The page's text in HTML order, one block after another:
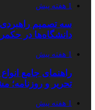
1 هفته پیش
سه تصمیم
دانشگاه‌ها در
1 هفته پیش
راهنمای جامع
تحریر و روزنامه؛
1 هفته پیش